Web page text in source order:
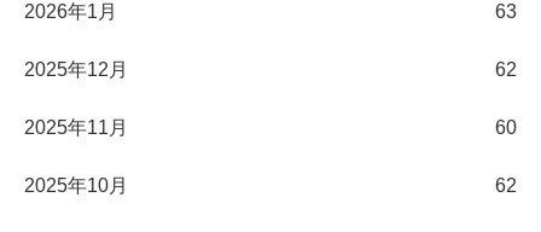
2026年1月 63
2025年12月 62
2025年11月 60
2025年10月 62